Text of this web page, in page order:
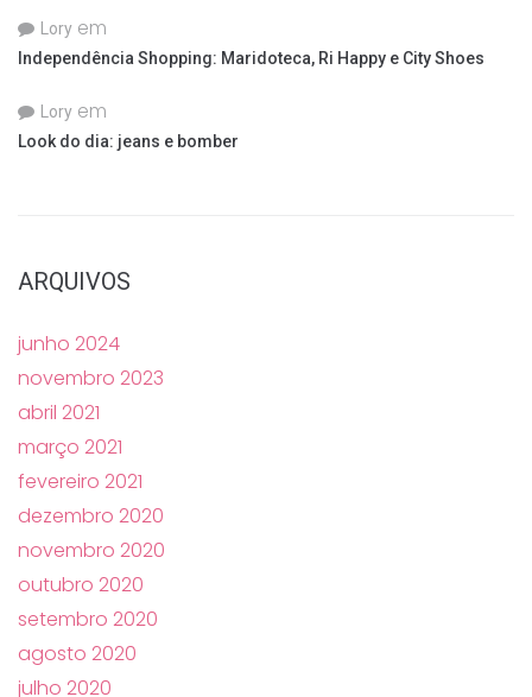
Lory em
Independência Shopping: Maridoteca, Ri Happy e City Shoes
Lory em
Look do dia: jeans e bomber
ARQUIVOS
junho 2024
novembro 2023
abril 2021
março 2021
fevereiro 2021
dezembro 2020
novembro 2020
outubro 2020
setembro 2020
agosto 2020
julho 2020